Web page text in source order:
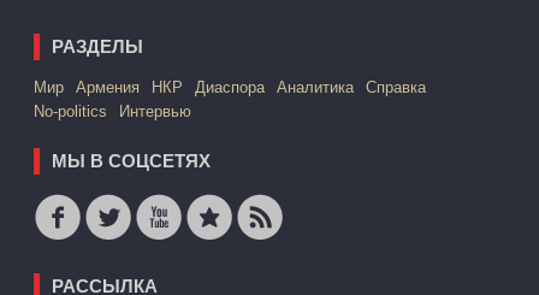
РАЗДЕЛЫ
Mир Армения НКР Диаспора Аналитика
Справка
No-politics
Интервью
МЫ В СОЦСЕТЯХ
РАССЫЛКА